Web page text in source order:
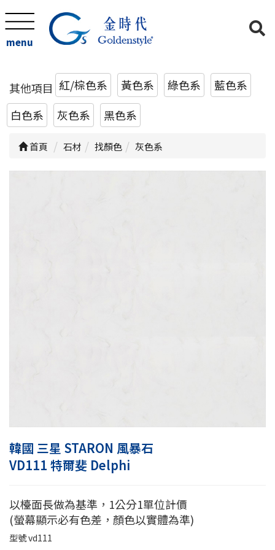
menu
其他項目 紅/棕色系 黃色系 綠色系
藍色系
白色系
灰色系 黑色系
首頁 石材 找顏色 灰色系
韓國 三星 STARON 風暴石
VD111 特爾斐 Delphi
以檯面長做為基準，1公分1單位計價
(螢幕顯示必有色差，顏色以實體為準)
型號vd111